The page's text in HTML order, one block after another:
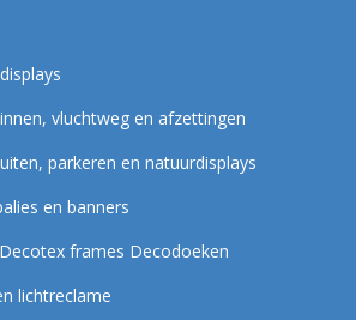
vluchtweg en afzettingen
parkeren en natuurdisplays
en banners
frames Decodoeken
lichtreclame